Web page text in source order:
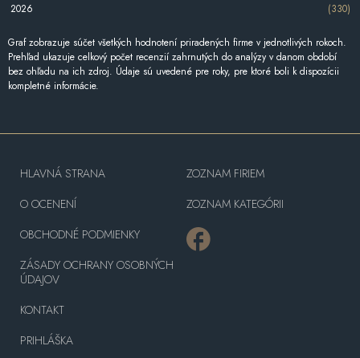
2026
(330)
Graf zobrazuje súčet všetkých hodnotení priradených firme v jednotlivých rokoch.
Prehľad ukazuje celkový počet recenzií zahrnutých do analýzy v danom období
bez ohľadu na ich zdroj. Údaje sú uvedené pre roky, pre ktoré boli k dispozícii
kompletné informácie.
HLAVNÁ STRANA
O OCENENÍ
OBCHODNÉ PODMIENKY
ZÁSADY OCHRANY OSOBNÝCH
ÚDAJOV
KONTAKT
PRIHLÁŠKA
ZOZNAM FIRIEM
ZOZNAM KATEGÓRII